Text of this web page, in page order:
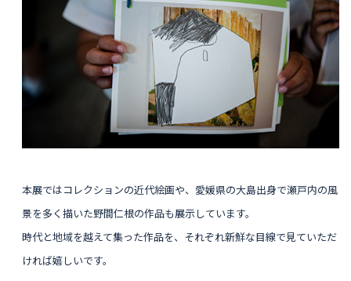
本展ではコレクションの近代絵画や、愛媛県の大島出身で瀬戸内の風
景を多く描いた野間仁根の作品も展示しています。
時代と地域を越えて集った作品を、それぞれ新鮮な目線で見ていただ
ければ嬉しいです。